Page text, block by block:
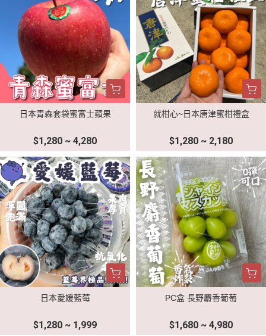
日本青森套袋蜜富士蘋果
$1,280 ~ 4,280
就柑心~日本唐津蜜柑禮盒
$1,280 ~ 2,180
日本愛媛藍莓
$1,280 ~ 1,999
PC盒 長野麝香葡萄
$1,680 ~ 4,980